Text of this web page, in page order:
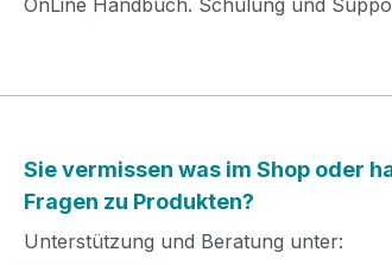
OnLine Handbuch. Schulung und
Sie vermissen was im Shop oder
Fragen zu Produkten?
Unterstützung und Beratung unter: